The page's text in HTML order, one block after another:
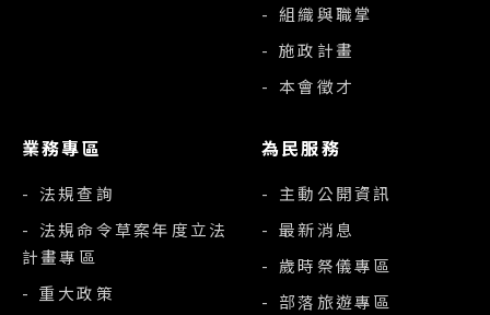
- 組織與職掌
- 施政計畫
- 本會徵才
業務專區
- 法規查詢
- 法規命令草案年度立法
計畫專區
- 重大政策
為民服務
- 主動公開資訊
- 最新消息
- 歲時祭儀專區
- 部落旅遊專區